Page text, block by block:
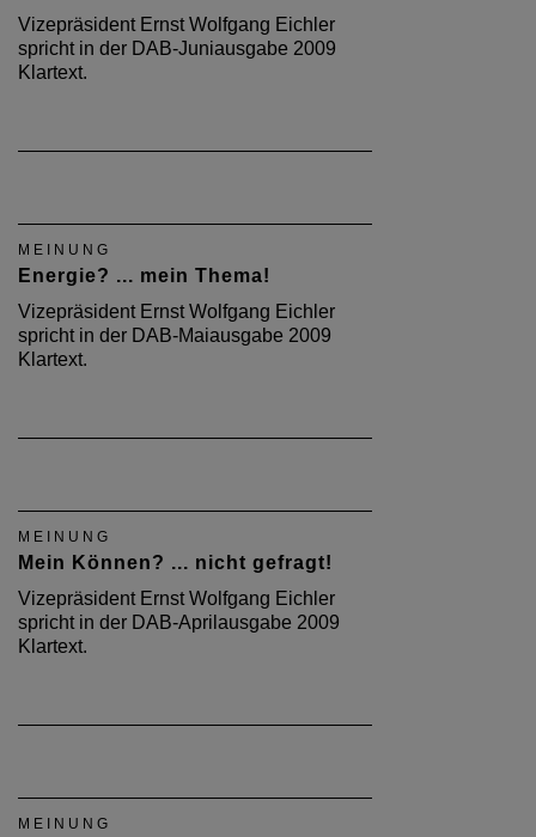
Vizepräsident Ernst Wolfgang Eichler
spricht in der DAB-Juniausgabe 2009
Klartext.
MEINUNG
Energie? ... mein Thema!
Vizepräsident Ernst Wolfgang Eichler
spricht in der DAB-Maiausgabe 2009
Klartext.
MEINUNG
Mein Können? ... nicht gefragt!
Vizepräsident Ernst Wolfgang Eichler
spricht in der DAB-Aprilausgabe 2009
Klartext.
MEINUNG